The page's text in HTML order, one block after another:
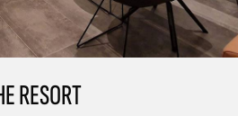
RESORT